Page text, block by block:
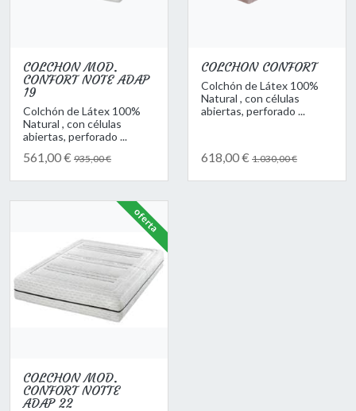
COLCHON MOD.
CONFORT NOTE ADAP
19
Colchón de Látex 100%
Natural , con células
abiertas, perforado ...
561,00 € 935,00 €
COLCHON CONFORT
Colchón de Látex 100%
Natural , con células
abiertas, perforado ...
618,00 € 1.030,00 €
COLCHON MOD.
CONFORT NOTTE
ADAP 22
oferta